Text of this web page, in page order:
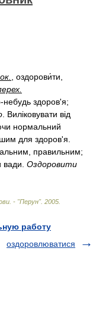
, оздорови́ти,
небудь здоров'я;
. Виліковувати від
нормальний
для здоров'я.
правильним;
вади. Оздоровити
- "Перун". 2005
работу
оздоровлюватися